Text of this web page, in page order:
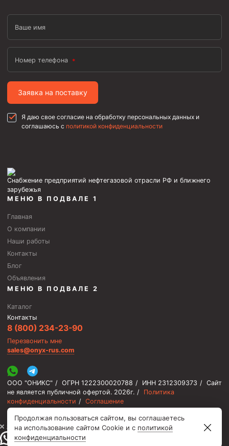
Ваше имя
Номер телефона
Заявка на поставку
Я даю свое согласие на обработку персональных данных и
соглашаюсь с политикой конфиденциальности
Снабжение предприятий нефтегазовой отрасли РФ и ближнего
зарубежья
МЕНЮ В ПОДВАЛЕ 1
Главная
О компании
Наши работы
Контакты
Блог
Объявления
МЕНЮ В ПОДВАЛЕ 2
Каталог
Контакты
8 (800) 234-23-90
Перезвонить мне
sales@onyx-rus.com
ООО "ОНИКС" / ОГРН 1222300020788 / ИНН 2312309373 / Сайт
не является публичной офертой. 2026г. /
Политика
конфиденциальности / Соглашение
⚡️ Мы онлайн, ответим быстро
Продолжая пользоваться сайтом, вы соглашаетесь
на использование сайтом Cookie и с политикой
конфиденциальности